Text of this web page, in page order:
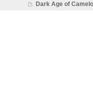
Dark Age of